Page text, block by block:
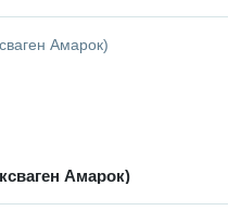
Амарок)